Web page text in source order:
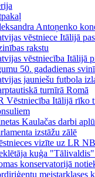
Antoņenko
vēstniece Itālijā
rakstu
vēstniecība Itālijā
50. gadadienas
jauniešu futbola
turnīrā Romā
Vēstniecība Itālijā rīko
Kaulačas darbi
izstāžu zālē
vizīte uz LR
kuģa
konservatorijā
meistarklases